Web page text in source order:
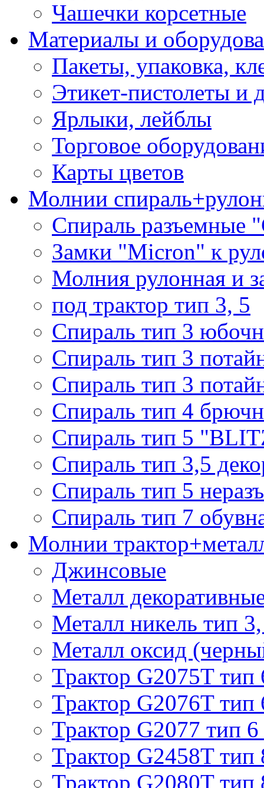
Чашечки корсетные
Материалы и
Пакеты, упаковка,
Этикет-пистолеты и
Ярлыки, лейблы
Торговое
Карты цветов
Молнии
Спираль разъемные
Замки "Micron" к
Молния рулонная и
под трактор тип 3, 5
Спираль тип 3
Спираль тип 3
Спираль тип 3
Спираль тип 4
Спираль тип 5
Спираль тип 3,5
Спираль тип 5
Спираль тип 7
Молнии
Джинсовые
Металл
Металл никель тип
Металл оксид
Трактор G2075T тип
Трактор G2076T тип
Трактор G2077 тип 6
Трактор G2458T тип
Трактор G2080T тип